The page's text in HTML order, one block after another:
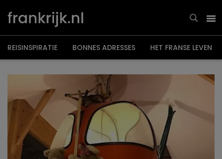
naar
inhoud
REISINSPIRATIE BONNES ADRESSES HET FRANSE LEVEN